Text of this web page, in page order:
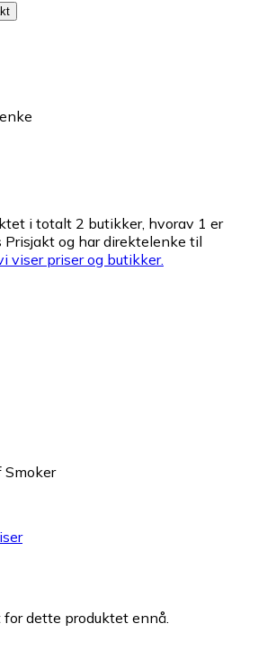
i totalt 2 butikker, hvorav 1 er
og har direktelenke til
viser priser og butikker.
Smoker
dette produktet ennå.